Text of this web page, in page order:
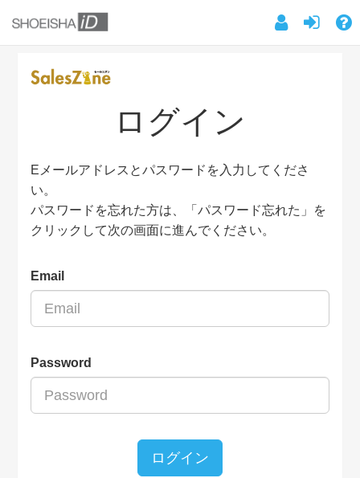
ログイン
Eメールアドレスとパスワードを入力してくださ
い。
パスワードを忘れた方は、「パスワード忘れた」を
クリックして次の画面に進んでください。
Email
Password
ログイン